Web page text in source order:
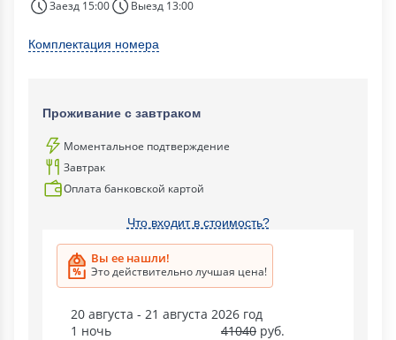
Заезд 15:00 Выезд 13:00
Комплектация номера
Проживание с завтраком
Моментальное подтверждение
Завтрак
Оплата банковской картой
Что входит в стоимость?
Вы ее нашли!
Это действительно лучшая цена!
20 августа - 21 августа 2026 год
1 ночь
41040 руб.